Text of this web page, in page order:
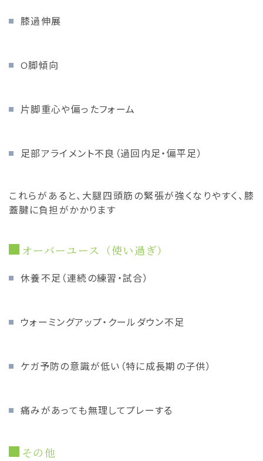
膝過伸展
O脚傾向
片脚重心や偏ったフォーム
足部アライメント不良（過回内足・偏平足）
これらがあると、大腿四頭筋の緊張が強くなりやすく、膝
蓋腱に負担がかかります
オーバーユース（使い過ぎ）
休養不足（連続の練習・試合）
ウォーミングアップ・クールダウン不足
ケガ予防の意識が低い（特に成長期の子供）
痛みがあっても無理してプレーする
その他